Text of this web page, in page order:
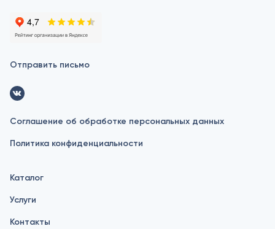
Отправить письмо
Соглашение об обработке персональных данных
Политика конфиденциальности
Каталог
Услуги
Контакты